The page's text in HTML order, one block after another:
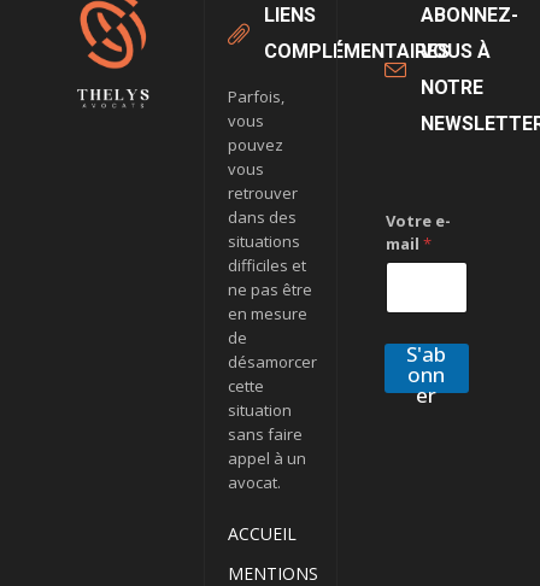
LIENS
COMPLÉMENTAIRES
Parfois,
vous
pouvez
vous
retrouver
dans des
situations
difficiles et
ne pas être
en mesure
de
désamorcer
cette
situation
sans faire
appel à un
avocat.
ACCUEIL
MENTIONS
ABONNEZ-
VOUS À
NOTRE
Votre e-
mail *
S'ab
onn
er